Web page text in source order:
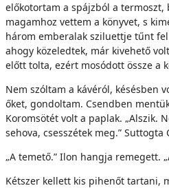
előkotortam a spájzból a
magamhoz vettem a könyvet, s
három emberalak sziluettje tűnt
ahogy közeledtek, már kivehető
előtt tolta, ezért mosódott össze a
Nem szóltam a kávéról, késésben
őket, gondoltam. Csendben
Koromsötét volt a paplak. „Alszik.
sehova, csesszétek meg.” Suttogta
„A temető.” Ilon hangja remegett.
Kétszer kellett kis pihenőt tartani,